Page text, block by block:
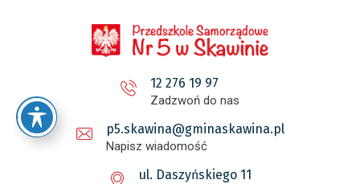
12 276 19 97
Zadzwoń do nas
p5.skawina@gminaskawina.pl
Napisz wiadomość
ul. Daszyńskiego 11